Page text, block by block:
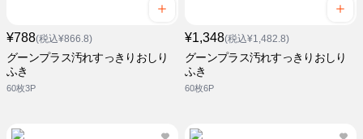
¥788(税込¥866.8)
グーンプラス汚れすっきりおしり
ふき
60枚3P
¥1,348(税込¥1,482.8)
グーンプラス汚れすっきりおしり
ふき
60枚6P